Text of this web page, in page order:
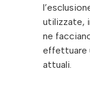
utilizzate,
ne
effettuare
attuali.